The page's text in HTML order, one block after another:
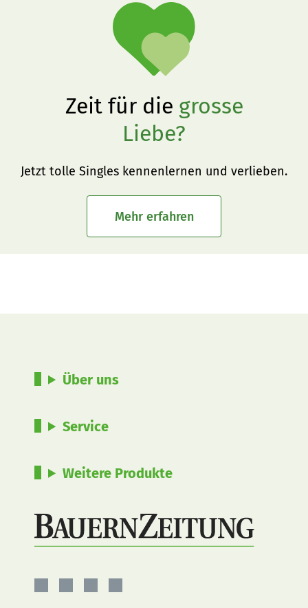
Zeit für die grosse
Liebe?
Jetzt tolle Singles kennenlernen und verlieben.
Mehr erfahren
Über uns
Service
Weitere Produkte